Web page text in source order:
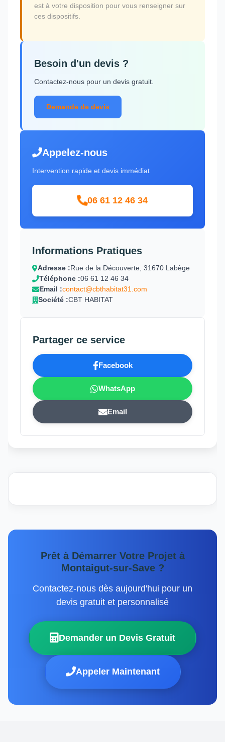
est à votre disposition pour vous renseigner sur
ces dispositifs.
Besoin d'un devis ?
Contactez-nous pour un devis gratuit.
Demande de devis
Appelez-nous
Intervention rapide et devis immédiat
06 61 12 46 34
Informations Pratiques
Adresse :Rue de la Découverte, 31670 Labège
Téléphone :06 61 12 46 34
Email :contact@cbthabitat31.com
Société :CBT HABITAT
Partager ce service
Facebook
WhatsApp
Email
Prêt à Démarrer Votre Projet à
Montaigut-sur-Save ?
Contactez-nous dès aujourd'hui pour un
devis gratuit et personnalisé
Demander un Devis Gratuit
Appeler Maintenant